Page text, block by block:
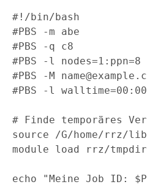
#!/bin/bash
#PBS -m abe
#PBS -q c8
#PBS -l nodes=1:ppn=8
#PBS -M
#PBS -l
# Finde temporäres
source /G/home/rrz/
module load rrz/tmpdir
echo "Meine Job ID: